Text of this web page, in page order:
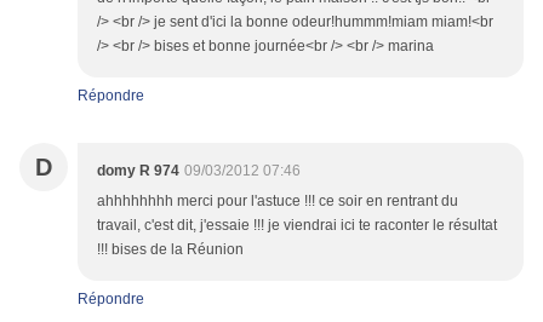
/> <br /> je sent d'ici la bonne odeur!hummm!miam miam!<br
/> <br /> bises et bonne journée<br /> <br /> marina
Répondre
D domy R 974 09/03/2012 07:46
ahhhhhhhh merci pour l'astuce !!! ce soir en rentrant du
travail, c'est dit, j'essaie !!! je viendrai ici te raconter le résultat
!!! bises de la Réunion
Répondre